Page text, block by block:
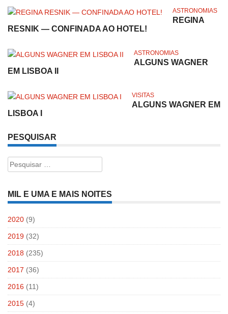
ASTRONOMIAS
REGINA
RESNIK — CONFINADA AO HOTEL!
ASTRONOMIAS
ALGUNS WAGNER
EM LISBOA II
VISITAS
ALGUNS WAGNER EM
LISBOA I
PESQUISAR
Pesquisar
por:
MIL E UMA E MAIS NOITES
2020 (9)
2019 (32)
2018 (235)
2017 (36)
2016 (11)
2015 (4)